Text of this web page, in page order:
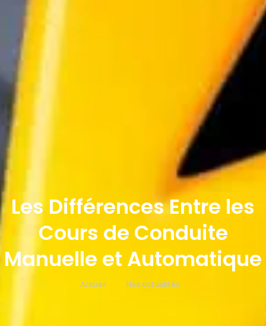
Les Différences Entre les
Cours de Conduite
Manuelle et Automatique
Accueil Nos actualités